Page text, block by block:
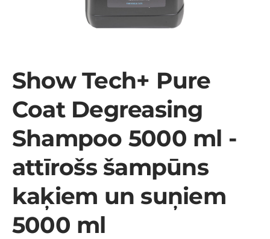
Show Tech+ Pure
Coat Degreasing
Shampoo 5000 ml -
attīrošs šampūns
kaķiem un suņiem
5000 ml